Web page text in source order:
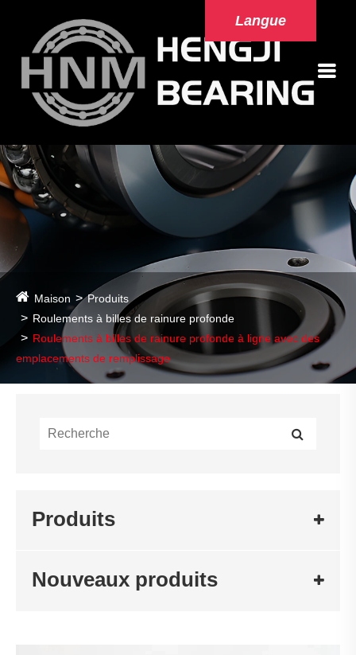
Langue
Maison
Produits
Roulements à billes de rainure profonde
Roulements à billes de rainure profonde à ligne avec des
emplacements de remplissage
Produits
Nouveaux produits